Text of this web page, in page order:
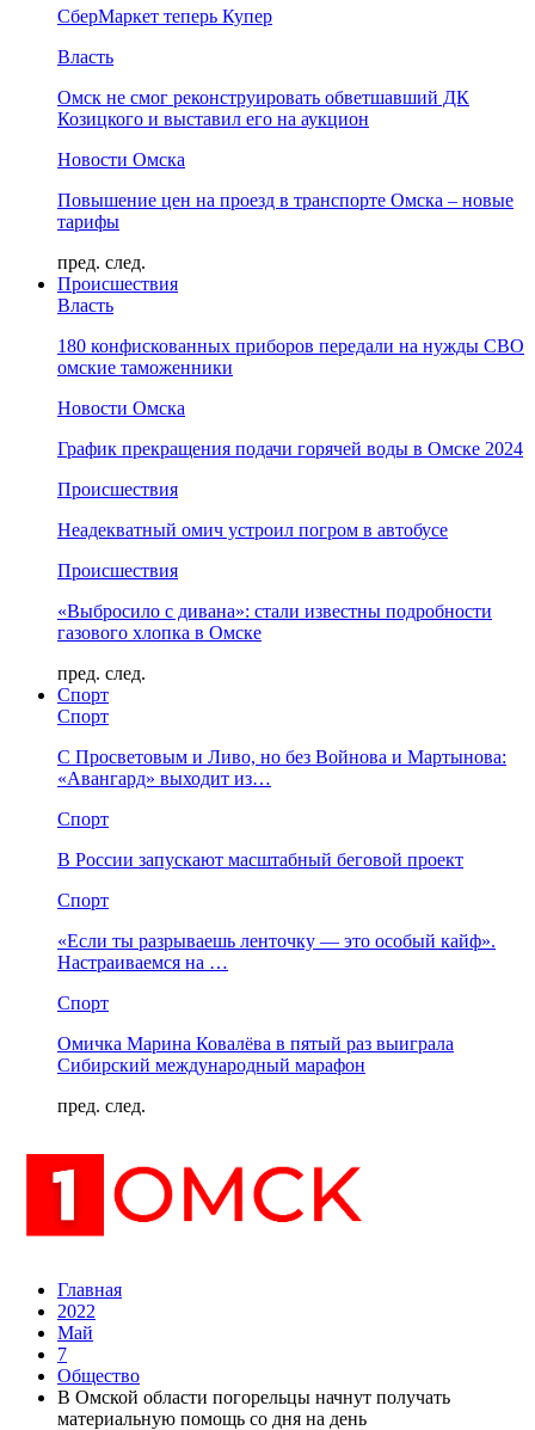
СберМаркет теперь Купер
Власть
Омск не смог реконструировать обветшавший ДК
Козицкого и выставил его на аукцион
Новости Омска
Повышение цен на проезд в транспорте Омска – новые
тарифы
пред. след.
Происшествия
Власть
180 конфискованных приборов передали на нужды СВО
омские таможенники
Новости Омска
График прекращения подачи горячей воды в Омске 2024
Происшествия
Неадекватный омич устроил погром в автобусе
Происшествия
«Выбросило с дивана»: стали известны подробности
газового хлопка в Омске
пред. след.
Спорт
Спорт
С Просветовым и Ливо, но без Войнова и Мартынова:
«Авангард» выходит из…
Спорт
В России запускают масштабный беговой проект
Спорт
«Если ты разрываешь ленточку — это особый кайф».
Настраиваемся на …
Спорт
Омичка Марина Ковалёва в пятый раз выиграла
Сибирский международный марафон
пред. след.
Главная
2022
Май
7
Общество
В Омской области погорельцы начнут получать
материальную помощь со дня на день